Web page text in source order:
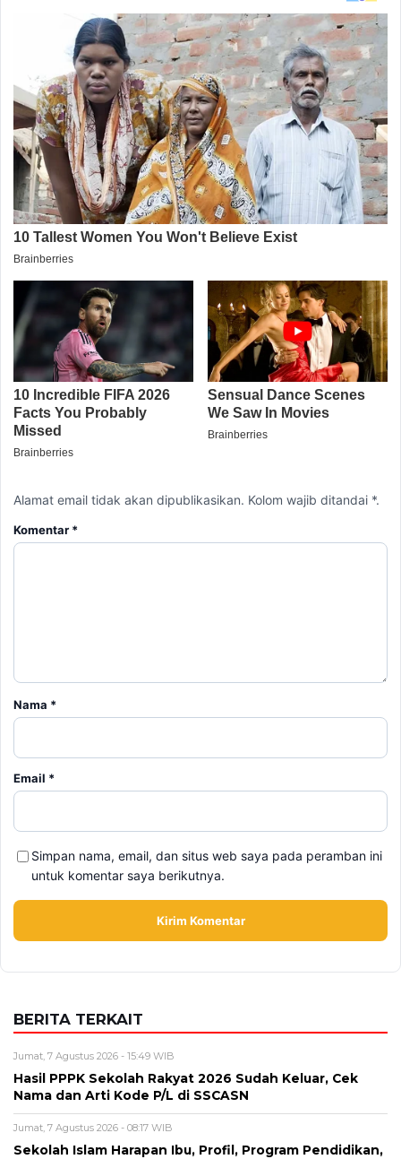
Alamat email tidak akan dipublikasikan. Kolom wajib ditandai *.
Komentar *
Nama *
Email *
Simpan nama, email, dan situs web saya pada peramban ini
untuk komentar saya berikutnya.
BERITA TERKAIT
Jumat, 7 Agustus 2026 - 15:49 WIB
Hasil PPPK Sekolah Rakyat 2026 Sudah Keluar, Cek
Nama dan Arti Kode P/L di SSCASN
Jumat, 7 Agustus 2026 - 08:17 WIB
Sekolah Islam Harapan Ibu, Profil, Program Pendidikan,